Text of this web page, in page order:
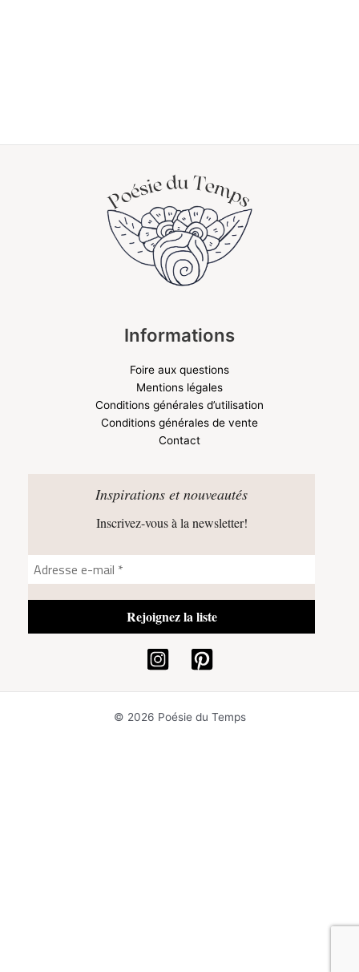
Informations
Foire aux questions
Mentions légales
Conditions générales d’utilisation
Conditions générales de vente
Contact
Inspirations et nouveautés
Inscrivez-vous à la newsletter!
© 2026 Poésie du Temps